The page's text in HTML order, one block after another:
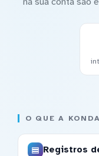
O QUE A
Registros